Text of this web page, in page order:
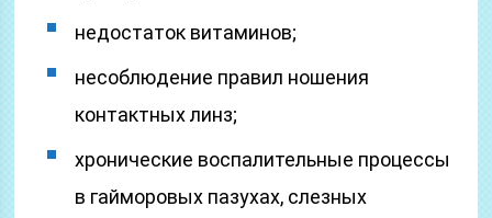
недостаток витаминов;
несоблюдение правил ношения
контактных линз;
хронические воспалительные процессы
в гайморовых пазухах, слезных